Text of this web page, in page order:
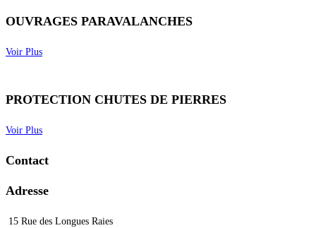
OUVRAGES PARAVALANCHES
Voir Plus
PROTECTION CHUTES DE PIERRES
Voir Plus
Contact
Adresse
15 Rue des Longues Raies